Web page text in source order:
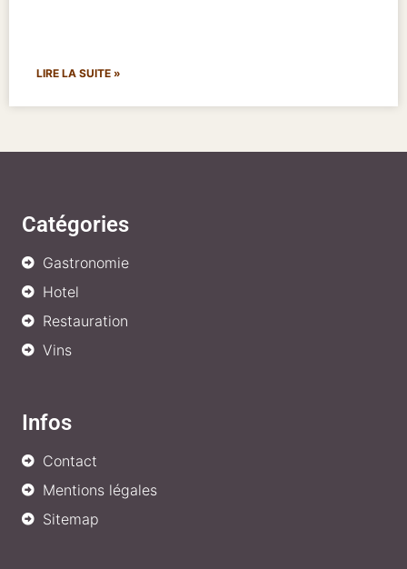
LIRE LA SUITE »
Catégories
Gastronomie
Hotel
Restauration
Vins
Infos
Contact
Mentions légales
Sitemap